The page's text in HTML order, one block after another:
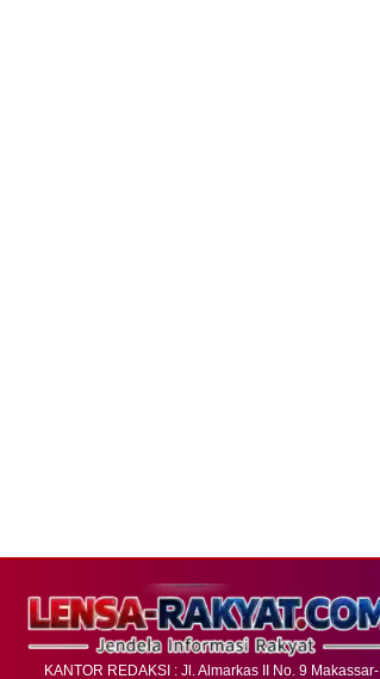
KANTOR REDAKSI : Jl. Almarkas II No. 9 Makassar-